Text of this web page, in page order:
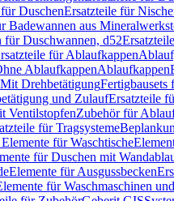
DuschenErsatzteile für
Badewannen aus
für Duschwannen, d52
für Ablaufkappen
AblaufkappenAblaufkappen
DrehbetätigungFertigbausets
und ZulaufErsatzteile
VentilstopfenZubehör für
für Tragsysteme
für Waschtische
für Duschen mit
Elemente für Ausgussbecken
für Waschmaschinen